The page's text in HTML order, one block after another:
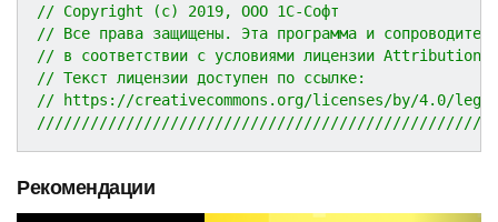
// Copyright (c) 2019, ООО 1С-Софт
// Все права защищены. Эта программа и
// в соответствии с условиями лицензии
// Текст лицензии доступен по ссылке:
// https://creativecommons.org/licenses/by/4.0/
Рекомендации